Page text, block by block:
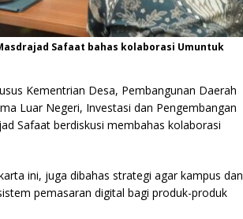
Safaat bahas kolaborasi Umuntuk
Kementrian Desa, Pembangunan Daerah
Luar Negeri, Investasi dan Pengembangan
Safaat berdiskusi membahas kolaborasi
ini, juga dibahas strategi agar kampus dan
pemasaran digital bagi produk-produk